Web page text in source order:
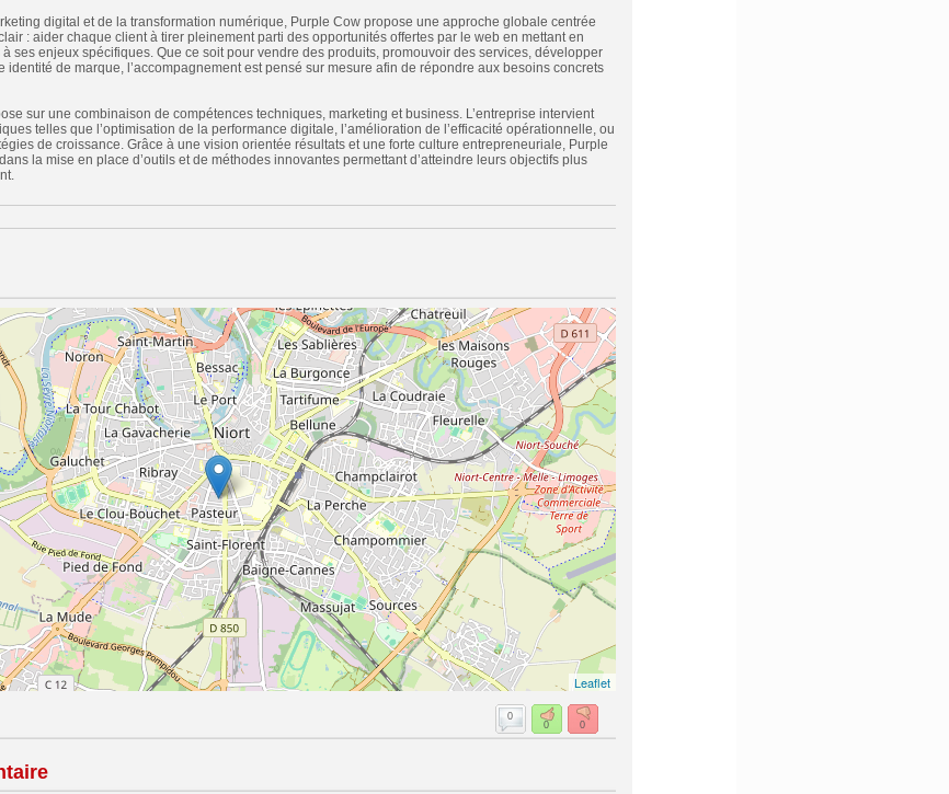
digital et de la transformation numérique, Purple Cow propose une approche globale centrée
: aider chaque client à tirer pleinement parti des opportunités offertes par le web en mettant en
ses enjeux spécifiques. Que ce soit pour vendre des produits, promouvoir des services, développer
identité de marque, l’accompagnement est pensé sur mesure afin de répondre aux besoins concrets
sur une combinaison de compétences techniques, marketing et business. L’entreprise intervient
telles que l’optimisation de la performance digitale, l’amélioration de l’efficacité opérationnelle, ou
de croissance. Grâce à une vision orientée résultats et une forte culture entrepreneuriale, Purple
la mise en place d’outils et de méthodes innovantes permettant d’atteindre leurs objectifs plus
Leaflet
0
0
0